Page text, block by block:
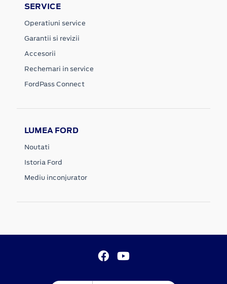
SERVICE
Operatiuni service
Garantii si revizii
Accesorii
Rechemari in service
FordPass Connect
LUMEA FORD
Noutati
Istoria Ford
Mediu inconjurator